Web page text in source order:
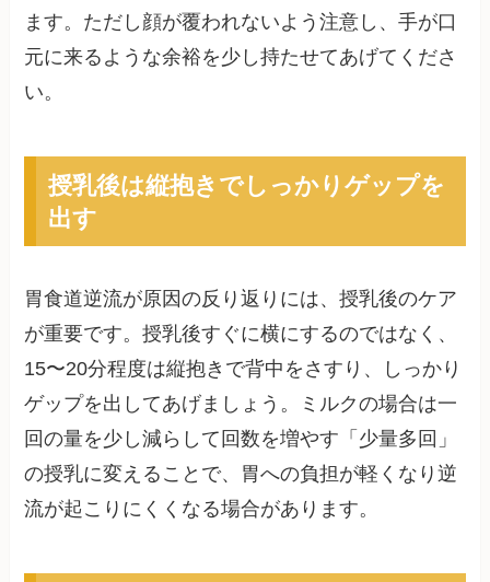
ます。ただし顔が覆われないよう注意し、手が口
元に来るような余裕を少し持たせてあげてくださ
い。
授乳後は縦抱きでしっかりゲップを
出す
胃食道逆流が原因の反り返りには、授乳後のケア
が重要です。授乳後すぐに横にするのではなく、
15〜20分程度は縦抱きで背中をさすり、しっかり
ゲップを出してあげましょう。ミルクの場合は一
回の量を少し減らして回数を増やす「少量多回」
の授乳に変えることで、胃への負担が軽くなり逆
流が起こりにくくなる場合があります。